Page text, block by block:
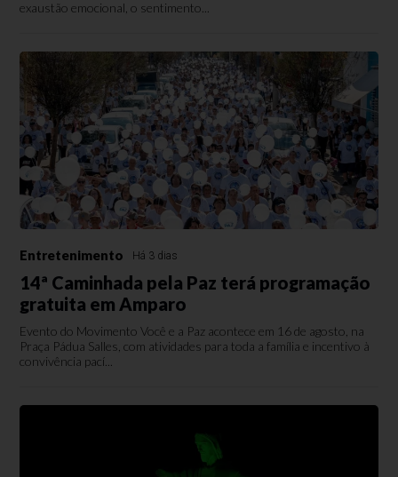
exaustão emocional, o sentimento...
Entretenimento Há 3 dias
14ª Caminhada pela Paz terá programação
gratuita em Amparo
Evento do Movimento Você e a Paz acontece em 16 de agosto, na
Praça Pádua Salles, com atividades para toda a família e incentivo à
convivência pací...